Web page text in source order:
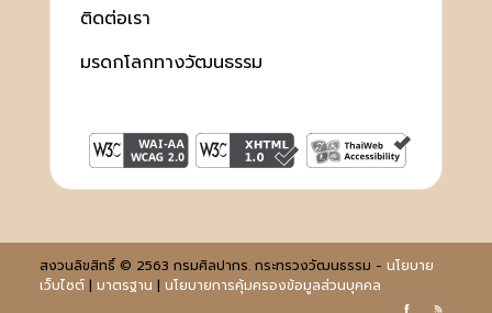
ติดต่อเรา
มรดกโลกทางวัฒนธรรม
สงวนลิขสิทธิ์ © 2563 กรมศิลปากร. กระทรวงวัฒนธรรม - นโยบาย
เว็บไซต์| มาตรฐาน | นโยบายการคุ้มครองข้อมูลส่วนบุคคล